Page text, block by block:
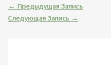
← Предыдущая Запись
Следующая Запись →